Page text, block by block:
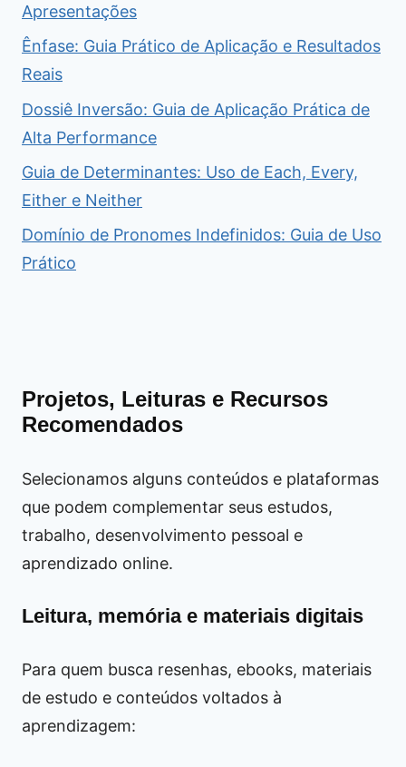
Apresentações
Ênfase: Guia Prático de Aplicação e Resultados
Reais
Dossiê Inversão: Guia de Aplicação Prática de
Alta Performance
Guia de Determinantes: Uso de Each, Every,
Either e Neither
Domínio de Pronomes Indefinidos: Guia de Uso
Prático
Projetos, Leituras e Recursos
Recomendados
Selecionamos alguns conteúdos e plataformas
que podem complementar seus estudos,
trabalho, desenvolvimento pessoal e
aprendizado online.
Leitura, memória e materiais digitais
Para quem busca resenhas, ebooks, materiais
de estudo e conteúdos voltados à
aprendizagem: